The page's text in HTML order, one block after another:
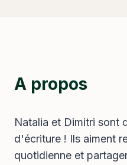
A propos
Natalia et Dimitri sont
d'écriture ! Ils aiment
quotidienne et